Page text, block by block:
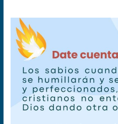
Date
cuenta
de
trata